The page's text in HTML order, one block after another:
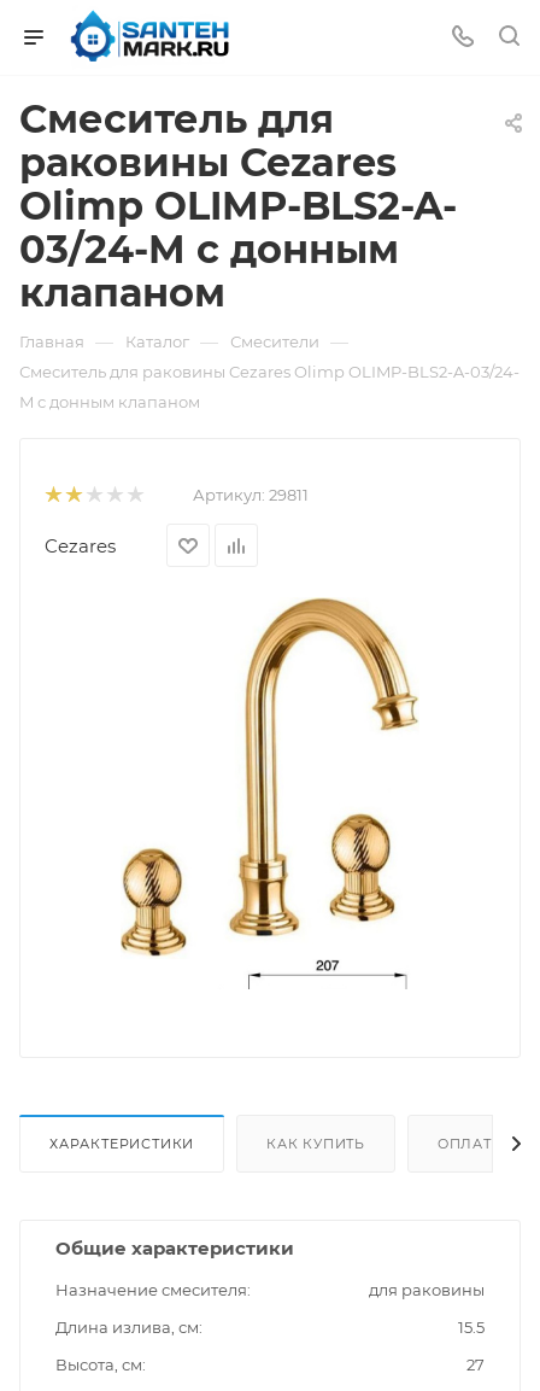
Смеситель для
раковины Cezares
Olimp OLIMP-BLS2-A-
03/24-M с донным
клапаном
Главная — Каталог — Смесители —
Смеситель для раковины Cezares Olimp OLIMP-BLS2-A-03/24-
M с донным клапаном
Артикул: 29811
Cezares
ХАРАКТЕРИСТИКИ КАК КУПИТЬ ОПЛАТА
Общие характеристики
Назначение смесителя
для раковины
Длина излива, см
15.5
Высота, см
27